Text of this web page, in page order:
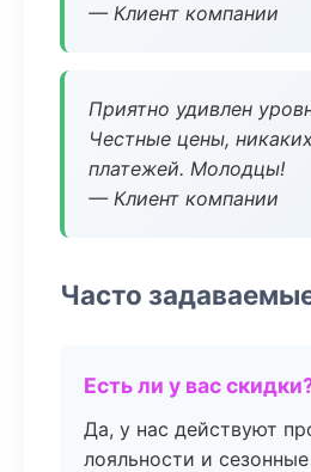
— Клиент компании
Приятно удивлен
Честные цены,
платежей. Молодцы!
— Клиент компании
Часто
Есть ли у вас
Да, у нас действуют
лояльности и